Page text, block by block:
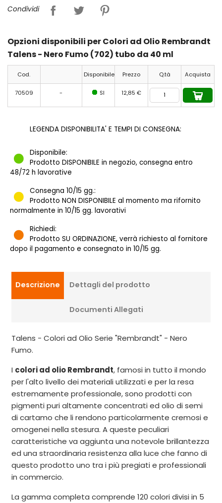
Condividi
Opzioni disponibili per Colori ad Olio Rembrandt
Talens - Nero Fumo (702) tubo da 40 ml
Cod. Disponibile Prezzo Q.tà Acquista
70509 - SI 12,85 €
LEGENDA DISPONIBILITA' E TEMPI DI CONSEGNA:
Disponibile:
Prodotto DISPONIBILE in negozio, consegna entro
48/72 h lavorative
Consegna 10/15 gg.:
Prodotto NON DISPONIBILE al momento ma rifornito
normalmente in 10/15 gg. lavorativi
Richiedi:
Prodotto SU ORDINAZIONE, verrà richiesto al fornitore
dopo il pagamento e consegnato in 10/15 gg.
Descrizione Dettagli del prodotto
Documenti Allegati
Talens - Colori ad Olio Serie "Rembrandt" - Nero
Fumo.
I colori ad olio Rembrandt, famosi in tutto il mondo
per l'alto livello dei materiali utilizzati e per la resa
estremamente professionale, sono prodotti con
pigmenti puri altamente concentrati ed olio di semi
di cartamo che li rendono particolarmente cremosi e
omogenei nella stesura. A queste peculiari
caratteristiche va aggiunta una notevole brillantezza
ed una straordinaria resistenza alla luce che fanno di
questo prodotto uno tra i più pregiati e professionali
in commercio.
La gamma completa comprende 120 colori divisi in 5